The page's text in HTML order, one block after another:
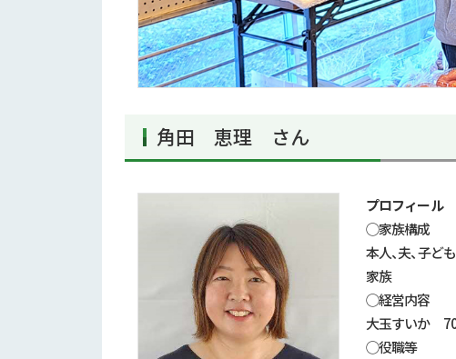
角田 恵理 さん
プロフィール
◯家族構成
本人、夫、子ど
家族
◯経営内容
大玉すいか
◯役職等